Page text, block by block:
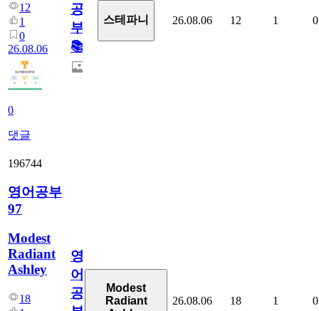
12
1
0
26.08.06
0
댓글
공
부!
📚
스테파니 26.08.06 12 1 0
196744
영어공부
97
Modest
Radiant
Ashley
18
영
어
공
Modest
Radiant
26.08.06 18 1 0